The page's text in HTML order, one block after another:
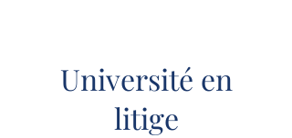
Université en
litige